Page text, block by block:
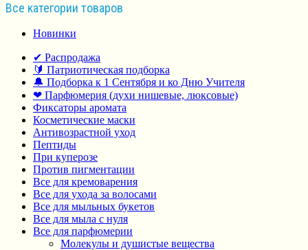
Все категории товаров
Новинки
✔ Распродажа
🔰 Патриотическая подборка
🔔 Подборка к 1 Сентября и ко Дню Учителя
❤ Парфюмерия (духи нишевые, люксовые)
Фиксаторы аромата
Косметические маски
Антивозрастной уход
Пептиды
При куперозе
Против пигментации
Все для кремоварения
Все для ухода за волосами
Все для мыльных букетов
Все для мыла с нуля
Все для парфюмерии
Молекулы и душистые вещества